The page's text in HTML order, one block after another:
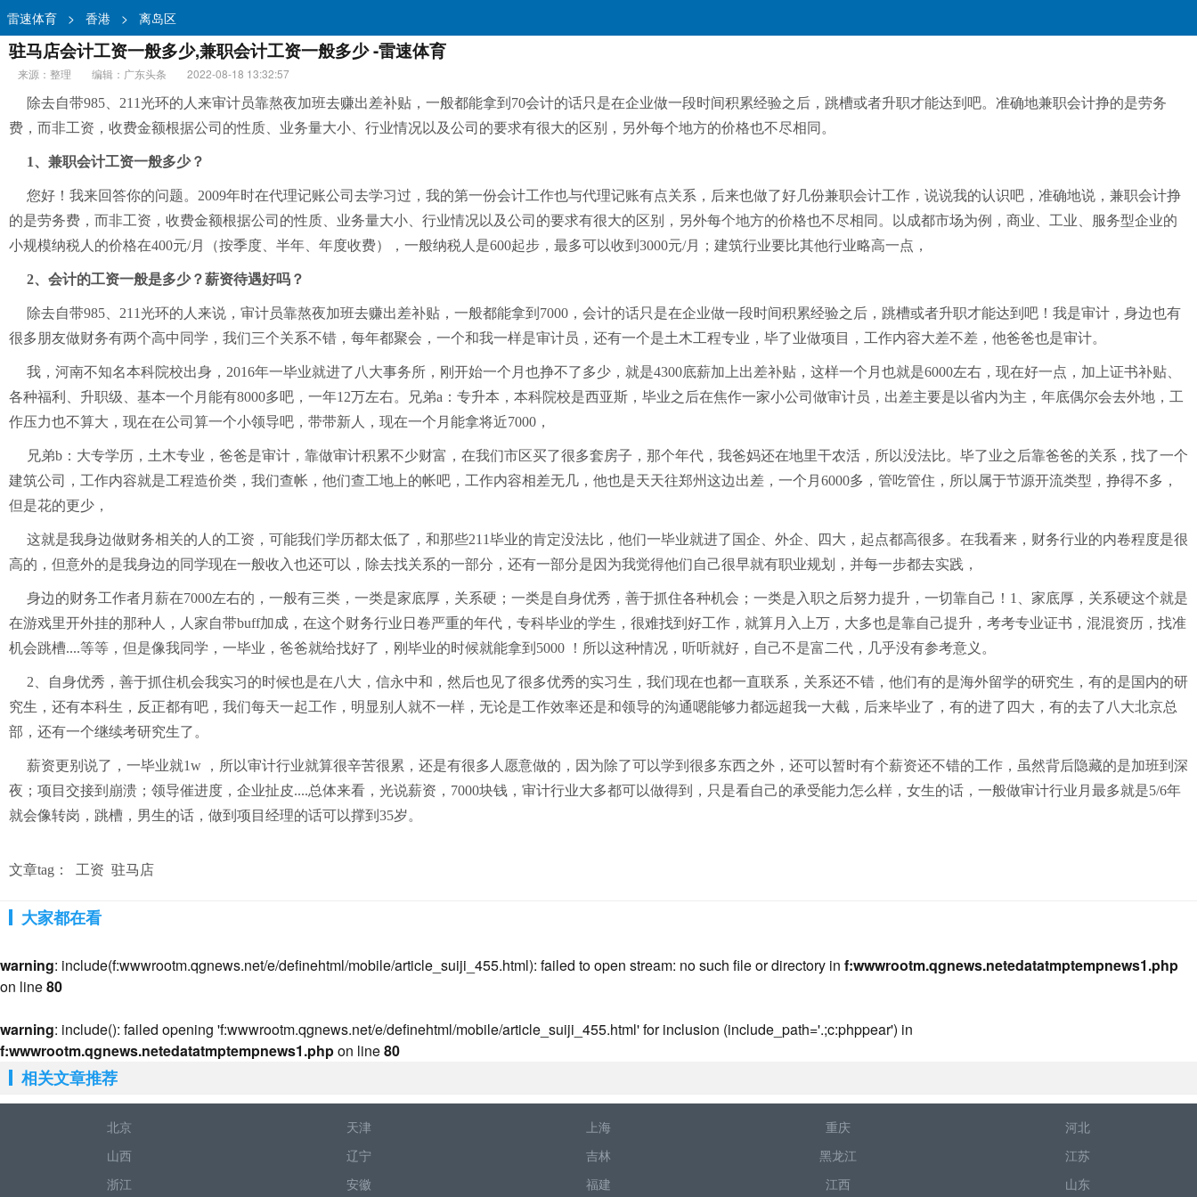
雷速体育 > 香港 > 离岛区
驻马店会计工资一般多少,兼职会计工资一般多少 -雷速体育
来源：整理 编辑：广东头条
2022-08-18 13:32:57
除去自带985、211光环的人来审计员靠熬夜加班去赚出差补贴，一般都能拿到70会计的话只是在企业做一段时间积累经验之后，跳槽或者升职才能达到吧。准确地兼职会计挣的是劳务
费，而非工资，收费金额根据公司的性质、业务量大小、行业情况以及公司的要求有很大的区别，另外每个地方的价格也不尽相同。
1、兼职会计工资一般多少？
您好！我来回答你的问题。2009年时在代理记账公司去学习过，我的第一份会计工作也与代理记账有点关系，后来也做了好几份兼职会计工作，说说我的认识吧，准确地说，兼职会计挣
的是劳务费，而非工资，收费金额根据公司的性质、业务量大小、行业情况以及公司的要求有很大的区别，另外每个地方的价格也不尽相同。以成都市场为例，商业、工业、服务型企业的
小规模纳税人的价格在400元/月（按季度、半年、年度收费），一般纳税人是600起步，最多可以收到3000元/月；建筑行业要比其他行业略高一点，
2、会计的工资一般是多少？薪资待遇好吗？
除去自带985、211光环的人来说，审计员靠熬夜加班去赚出差补贴，一般都能拿到7000，会计的话只是在企业做一段时间积累经验之后，跳槽或者升职才能达到吧！我是审计，身边也有
很多朋友做财务有两个高中同学，我们三个关系不错，每年都聚会，一个和我一样是审计员，还有一个是土木工程专业，毕了业做项目，工作内容大差不差，他爸爸也是审计。
我，河南不知名本科院校出身，2016年一毕业就进了八大事务所，刚开始一个月也挣不了多少，就是4300底薪加上出差补贴，这样一个月也就是6000左右，现在好一点，加上证书补贴、
各种福利、升职级、基本一个月能有8000多吧，一年12万左右。兄弟a：专升本，本科院校是西亚斯，毕业之后在焦作一家小公司做审计员，出差主要是以省内为主，年底偶尔会去外地，工
作压力也不算大，现在在公司算一个小领导吧，带带新人，现在一个月能拿将近7000，
兄弟b：大专学历，土木专业，爸爸是审计，靠做审计积累不少财富，在我们市区买了很多套房子，那个年代，我爸妈还在地里干农活，所以没法比。毕了业之后靠爸爸的关系，找了一个
建筑公司，工作内容就是工程造价类，我们查帐，他们查工地上的帐吧，工作内容相差无几，他也是天天往郑州这边出差，一个月6000多，管吃管住，所以属于节源开流类型，挣得不多，
但是花的更少，
这就是我身边做财务相关的人的工资，可能我们学历都太低了，和那些211毕业的肯定没法比，他们一毕业就进了国企、外企、四大，起点都高很多。在我看来，财务行业的内卷程度是很
高的，但意外的是我身边的同学现在一般收入也还可以，除去找关系的一部分，还有一部分是因为我觉得他们自己很早就有职业规划，并每一步都去实践，
身边的财务工作者月薪在7000左右的，一般有三类，一类是家底厚，关系硬；一类是自身优秀，善于抓住各种机会；一类是入职之后努力提升，一切靠自己！1、家底厚，关系硬这个就是
在游戏里开外挂的那种人，人家自带buff加成，在这个财务行业日卷严重的年代，专科毕业的学生，很难找到好工作，就算月入上万，大多也是靠自己提升，考考专业证书，混混资历，找准
机会跳槽....等等，但是像我同学，一毕业，爸爸就给找好了，刚毕业的时候就能拿到5000 ！所以这种情况，听听就好，自己不是富二代，几乎没有参考意义。
2、自身优秀，善于抓住机会我实习的时候也是在八大，信永中和，然后也见了很多优秀的实习生，我们现在也都一直联系，关系还不错，他们有的是海外留学的研究生，有的是国内的研
究生，还有本科生，反正都有吧，我们每天一起工作，明显别人就不一样，无论是工作效率还是和领导的沟通嗯能够力都远超我一大截，后来毕业了，有的进了四大，有的去了八大北京总
部，还有一个继续考研究生了。
薪资更别说了，一毕业就1w ，所以审计行业就算很辛苦很累，还是有很多人愿意做的，因为除了可以学到很多东西之外，还可以暂时有个薪资还不错的工作，虽然背后隐藏的是加班到深
夜；项目交接到崩溃；领导催进度，企业扯皮....总体来看，光说薪资，7000块钱，审计行业大多都可以做得到，只是看自己的承受能力怎么样，女生的话，一般做审计行业月最多就是5/6年
就会像转岗，跳槽，男生的话，做到项目经理的话可以撑到35岁。
文章tag： 工资 驻马店
大家都在看
warning: include(f:wwwrootm.qgnews.net/e/definehtml/mobile/article_suiji_455.html): failed to open stream: no such file or directory in f:wwwrootm.qgnews.netedatatmptempnews1.php
on line80
warning: include(): failed opening 'f:wwwrootm.qgnews.net/e/definehtml/mobile/article_suiji_455.html' for inclusion (include_path='.;c:phppear') in
f:wwwrootm.qgnews.netedatatmptempnews1.phpon line80
相关文章推荐
北京 天津 上海 重庆
河北
山西
辽宁 吉林 黑龙江
江苏
浙江
安徽 福建 江西 山东